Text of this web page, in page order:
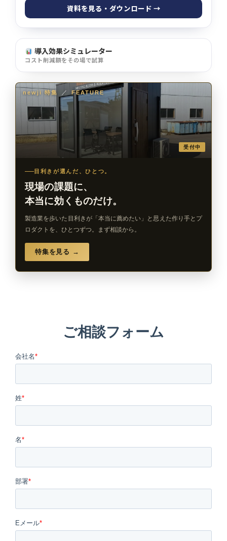
資料を見る・ダウンロード →
導入効果シミュレーター
コスト削減額をその場で試算
newji 特集 ／ FEATURE
受付中
目利きが選んだ、ひとつ。
現場の課題に、
本当に効くものだけ。
製造業を歩いた目利きが「本当に薦めたい」と思えた作り手とプ
ロダクトを、ひとつずつ。まず相談から。
特集を見る →